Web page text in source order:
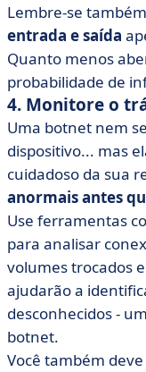
Lembre-se
entrada e saída
Quanto menos
probabilidade de
4. Monitore o
Uma botnet nem
dispositivo... mas
cuidadoso da sua
anormais antes
Use ferramentas
para analisar
volumes trocados
ajudarão a
desconhecidos -
botnet.
Você também